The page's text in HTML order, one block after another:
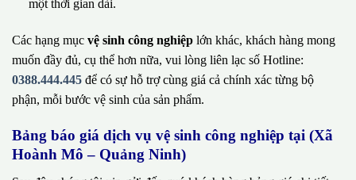
một thời gian dài.
Các hạng mục vệ sinh công nghiệp lớn khác, khách hàng mong
muốn đầy đủ, cụ thể hơn nữa, vui lòng liên lạc số Hotline:
0388.444.445 để có sự hỗ trợ cùng giá cả chính xác từng bộ
phận, mỗi bước vệ sinh của sản phẩm.
Bảng báo giá dịch vụ vệ sinh công nghiệp tại (Xã
Hoành Mô – Quảng Ninh)